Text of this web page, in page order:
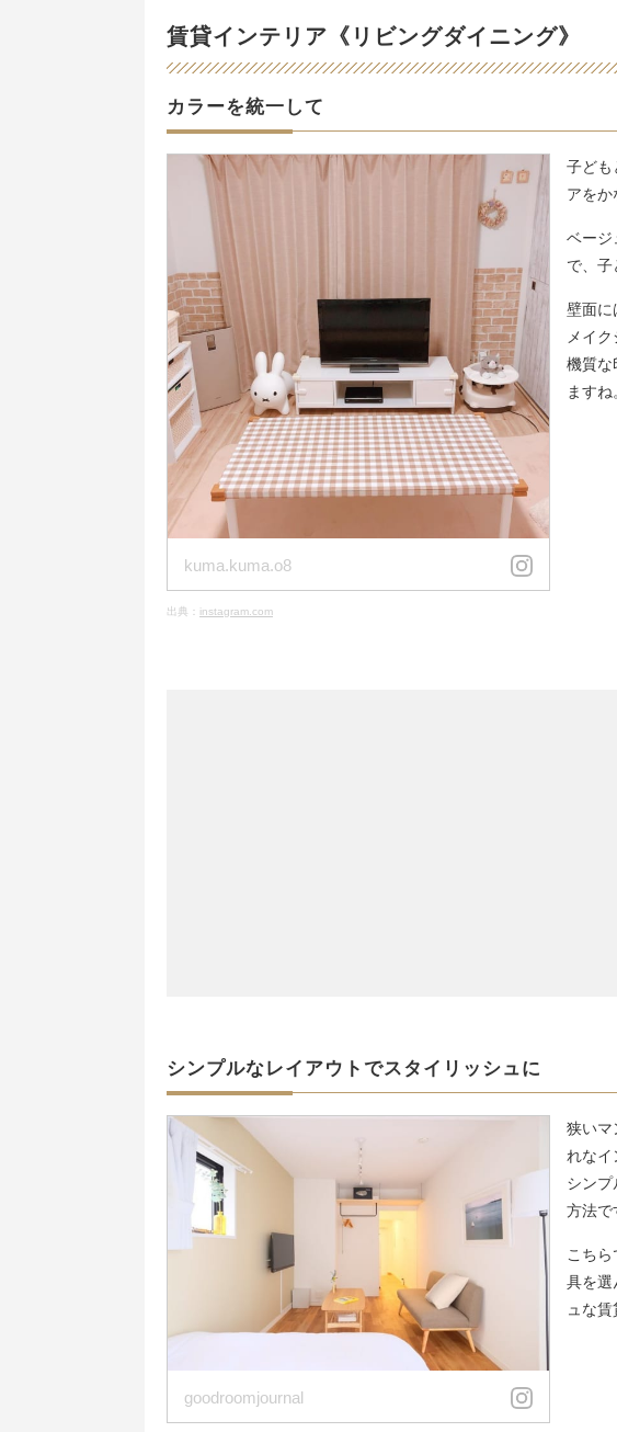
賃貸インテリア《リビングダイニング》
カラーを統一して
kuma.kuma.o8
出典： instagram.com
子ども
アをか
ベージ
で、子
壁面に
メイ
機質な
ますね
シンプルなレイアウトでスタイリッシュに
goodroomjournal
狭いマ
れなイ
シン
方法で
こち
具を選
ュな